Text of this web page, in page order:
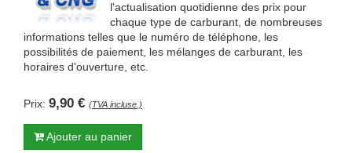
l'actualisation quotidienne des prix pour
chaque type de carburant, de nombreuses
informations telles que le numéro de téléphone, les
possibilités de paiement, les mélanges de carburant, les
horaires d'ouverture, etc.
Prix: 9,90 € (TVA incluse.)
Ajouter au panier